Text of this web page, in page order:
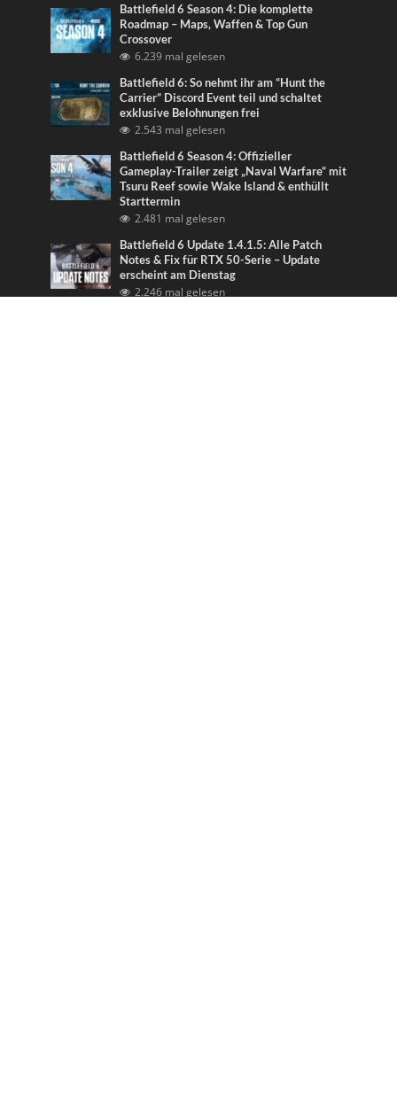
Battlefield 6 Season 4: Die komplette
Roadmap – Maps, Waffen & Top Gun
Crossover
6.239 mal gelesen
Battlefield 6: So nehmt ihr am “Hunt the
Carrier” Discord Event teil und schaltet
exklusive Belohnungen frei
2.543 mal gelesen
Battlefield 6 Season 4: Offizieller
Gameplay-Trailer zeigt „Naval Warfare“ mit
Tsuru Reef sowie Wake Island & enthüllt
Starttermin
2.481 mal gelesen
Battlefield 6 Update 1.4.1.5: Alle Patch
Notes & Fix für RTX 50-Serie – Update
erscheint am Dienstag
2.246 mal gelesen